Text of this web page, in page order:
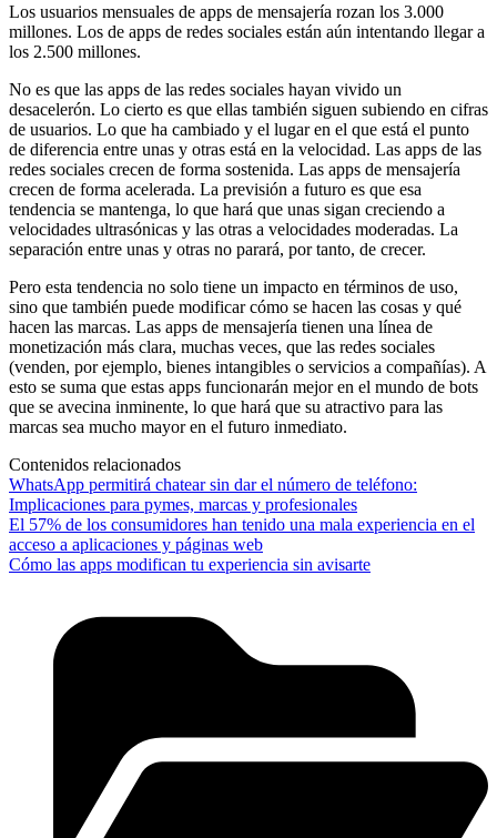
Los usuarios mensuales de apps de mensajería rozan los 3.000
millones. Los de apps de redes sociales están aún intentando llegar a
los 2.500 millones.
No es que las apps de las redes sociales hayan vivido un
desacelerón. Lo cierto es que ellas también siguen subiendo en cifras
de usuarios. Lo que ha cambiado y el lugar en el que está el punto
de diferencia entre unas y otras está en la velocidad. Las apps de las
redes sociales crecen de forma sostenida. Las apps de mensajería
crecen de forma acelerada. La previsión a futuro es que esa
tendencia se mantenga, lo que hará que unas sigan creciendo a
velocidades ultrasónicas y las otras a velocidades moderadas. La
separación entre unas y otras no parará, por tanto, de crecer.
Pero esta tendencia no solo tiene un impacto en términos de uso,
sino que también puede modificar cómo se hacen las cosas y qué
hacen las marcas. Las apps de mensajería tienen una línea de
monetización más clara, muchas veces, que las redes sociales
(venden, por ejemplo, bienes intangibles o servicios a compañías). A
esto se suma que estas apps funcionarán mejor en el mundo de bots
que se avecina inminente, lo que hará que su atractivo para las
marcas sea mucho mayor en el futuro inmediato.
Contenidos relacionados
WhatsApp permitirá chatear sin dar el número de teléfono:
Implicaciones para pymes, marcas y profesionales
El 57% de los consumidores han tenido una mala experiencia en el
acceso a aplicaciones y páginas web
Cómo las apps modifican tu experiencia sin avisarte